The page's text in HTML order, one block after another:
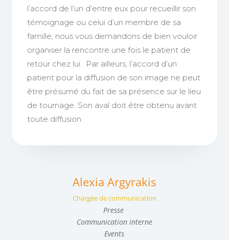
l’accord de l’un d’entre eux pour recueillir son
témoignage ou celui d’un membre de sa
famille, nous vous demandons de bien vouloir
organiser la rencontre une fois le patient de
retour chez lui. Par ailleurs, l’accord d’un
patient pour la diffusion de son image ne peut
être présumé du fait de sa présence sur le lieu
de tournage. Son aval doit être obtenu avant
toute diffusion.
Alexia Argyrakis
Chargée de communication
Presse
Communication interne
Events